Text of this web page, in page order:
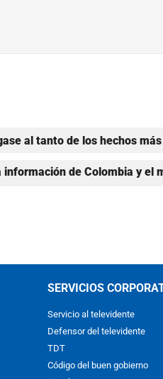
al tanto de los hechos
de Colombia y el
SERVICIOS
Servicio al televidente
Defensor del televidente
TDT
Código del buen gobierno